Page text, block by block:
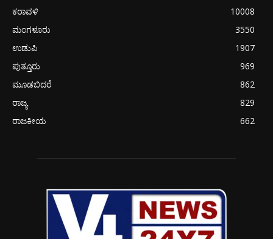
ಕರಾವಳಿ
10008
ಮಂಗಳೂರು
3550
ಉಡುಪಿ
1907
ಪುತ್ತೂರು
969
ಮೂಡಬಿದರೆ
862
ರಾಜ್ಯ
829
ರಾಜಕೀಯ
662